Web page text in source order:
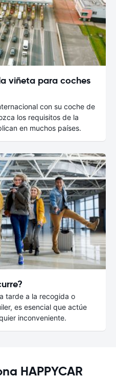
viñeta para coches
con su coche de
los requisitos de la
en muchos países.
tarde a la recogida o
es esencial que actúe
inconveniente.
HAPPYCAR